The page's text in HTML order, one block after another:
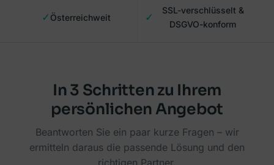
✓ Österreichweit ✓
SSL-verschlüsselt &
DSGVO-konform
In 3 Schritten zu Ihrem
persönlichen Angebot
Beantworten Sie ein paar kurze Fragen – wir
ermitteln daraus die passende Lösung und den